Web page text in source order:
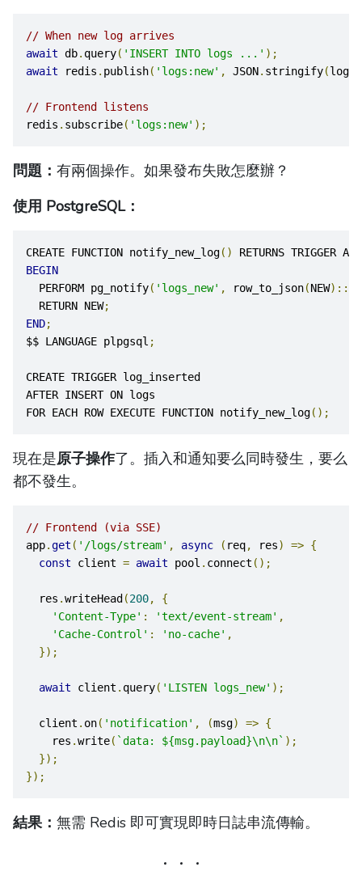
// When new log arrives
await db. query( 'INSERT INTO logs ...' );
await redis . publish( 'logs:new' , JSON. stringify(log
// Frontend listens
redis . subscribe( 'logs:new' );
問題： 有兩個操作。如果發布失敗怎麼辦？
使用 PostgreSQL：
CREATE FUNCTION notify_new_log()
RETURNS TRIGGER
BEGIN
  PERFORM pg_notify
( 'logs_new' , row_to_json(NEW)::
  RETURN NEW
;
END;
$$ LANGUAGE plpgsql ;
CREATE TRIGGER log_inserted
AFTER INSERT ON logs
FOR EACH ROW EXECUTE FUNCTION notify_new_log();
現在是原子操作了。插入和通知要么同時發生，要么
都不發生。
// Frontend (via SSE)
app.get ( '/logs/stream' , async ( req, res) => {
const client = await pool . connect ();
  res
.writeHead (200,
{
'Content-Type' : 'text/event-stream' ,
'Cache-Control' : 'no-cache' ,
});
await client . query( 'LISTEN logs_new' );
  client
. on( 'notification' , (msg) => {
    res
.write( `data: ${msg.payload}\n\n` );
});
});
結果： 無需 Redis 即可實現即時日誌串流傳輸。